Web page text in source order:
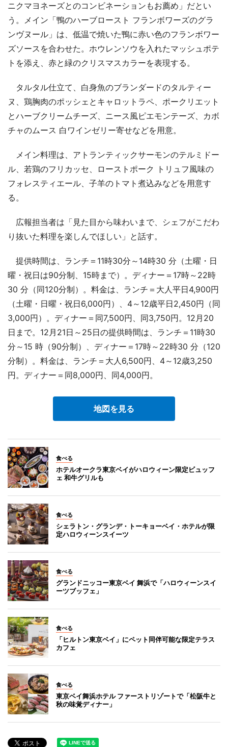
ニクマヨネーズとのコンビネーションもお薦め」だとい
う。メイン「鴨のハーブロースト フランボワーズのグラ
ンヴヌール」は、低温で焼いた鴨に赤い色のフランボワー
ズソースを合わせた。ホウレンソウを入れたマッシュポテ
トを添え、赤と緑のクリスマスカラーを表現する。
タルタル仕立て、白身魚のブランダードのタルティー
ヌ、鶏胸肉のポッシェとキャロットラペ、ポークリエット
とハーブクリームチーズ、ニース風ピエモンテーズ、カボ
チャのムース 白ワインゼリー寄せなどを用意。
メイン料理は、アトランティックサーモンのテルミドー
ル、若鶏のフリカッセ、ローストポーク トリュフ風味の
フォレスティエール、子羊のトマト煮込みなどを用意す
る。
広報担当者は「見た目から味わいまで、シェフがこだわ
り抜いた料理を楽しんでほしい」と話す。
提供時間は、ランチ＝11時30分～14時30 分（土曜・日
曜・祝日は90分制、15時まで）。ディナー＝17時～22時
30 分（同120分制）。料金は、ランチ＝大人平日4,900円
（土曜・日曜・祝日6,000円）、4～12歳平日2,450円（同
3,000円）。ディナー＝同7,500円、同3,750円。12月20
日まで。12月21日～25日の提供時間は、ランチ＝11時30
分～15 時（90分制）、ディナー＝17時～22時30 分（120
分制）。料金は、ランチ＝大人6,500円、4～12歳3,250
円。ディナー＝同8,000円、同4,000円。
地図を見る
食べる
ホテルオークラ東京ベイがハロウィーン限定ビュッフ
ェ 和牛グリルも
食べる
シェラトン・グランデ・トーキョーベイ・ホテルが限
定ハロウィーンスイーツ
食べる
グランドニッコー東京ベイ 舞浜で「ハロウィーンスイ
ーツブッフェ」
食べる
「ヒルトン東京ベイ」にペット同伴可能な限定テラス
カフェ
食べる
東京ベイ舞浜ホテル ファーストリゾートで「松阪牛と
秋の味覚ディナー」